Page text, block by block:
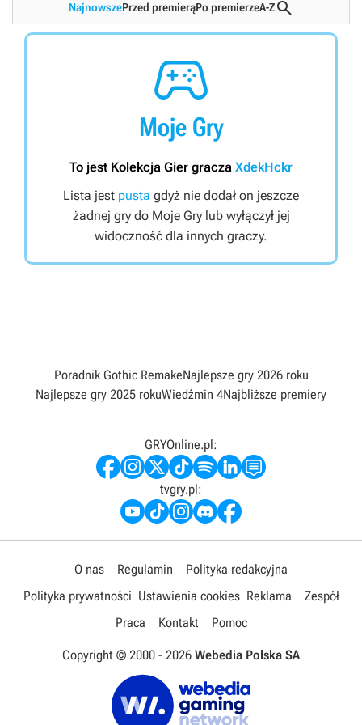
NajnowszePrzed premierąPo premierzeA-Z

Moje Gry
To jest Kolekcja Gier gracza XdekHckr
Lista jest pusta gdyż nie dodał on jeszcze
żadnej gry do Moje Gry lub wyłączył jej
widoczność dla innych graczy.
Poradnik Gothic RemakeNajlepsze gry 2026 roku
Najlepsze gry 2025 rokuWiedźmin 4Najbliższe premiery
GRYOnline.pl:
tvgry.pl:
O nas Regulamin
Polityka redakcyjna
Polityka prywatności Ustawienia cookies Reklama
Zespół
Praca
Kontakt Pomoc
Copyright © 2000 - 2026 Webedia Polska SA